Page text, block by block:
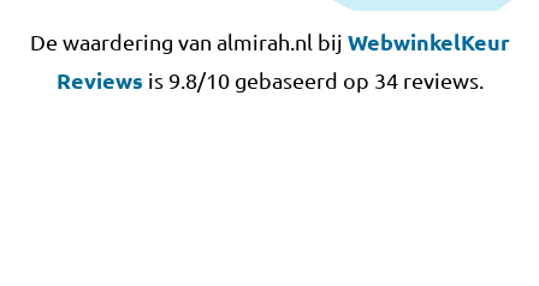
De waardering van almirah.nl bij WebwinkelKeur
Reviews is 9.8/10 gebaseerd op 34 reviews.